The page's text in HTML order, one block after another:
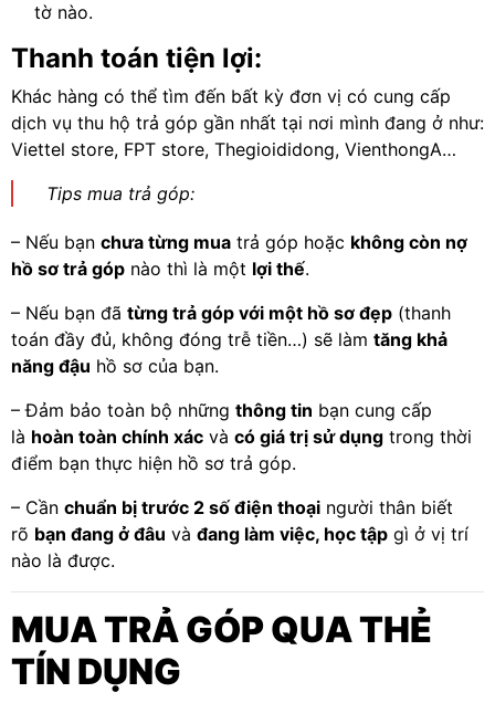
tờ nào.
Thanh toán tiện lợi:
Khác hàng có thể tìm đến bất kỳ đơn vị có cung cấp
dịch vụ thu hộ trả góp gần nhất tại nơi mình đang ở như:
Viettel store, FPT store, Thegioididong, VienthongA…
Tips mua trả góp:
– Nếu bạn chưa từng mua trả góp hoặc không còn nợ
hồ sơ trả góp nào thì là một lợi thế.
– Nếu bạn đã từng trả góp với một hồ sơ đẹp (thanh
toán đầy đủ, không đóng trễ tiền…) sẽ làm tăng khả
năng đậu hồ sơ của bạn.
– Đảm bảo toàn bộ những thông tin bạn cung cấp
là hoàn toàn chính xác và có giá trị sử dụng trong thời
điểm bạn thực hiện hồ sơ trả góp.
– Cần chuẩn bị trước 2 số điện thoại người thân biết
rõ bạn đang ở đâu và đang làm việc, học tập gì ở vị trí
nào là được.
MUA TRẢ GÓP QUA THẺ
TÍN DỤNG